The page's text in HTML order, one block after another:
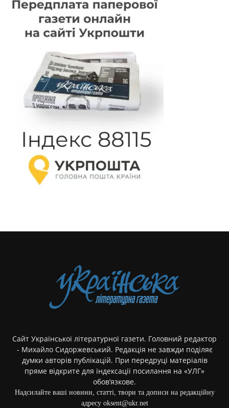
Сайт Української літературної газети. Головний редактор
- Михайло Сидоржевський. Редакція не завжди поділяє
думки авторів публікацій. При передруці матеріалів
пряме відкрите для індексації посилання на «УЛГ»
обов’язкове.
Надсилайте ваші новини, статті, твори та дописи на редакційну
адресу oksent@ukr.net